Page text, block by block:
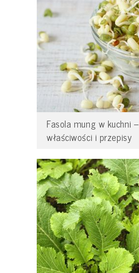
Fasola mung w kuchni –
właściwości i przepisy